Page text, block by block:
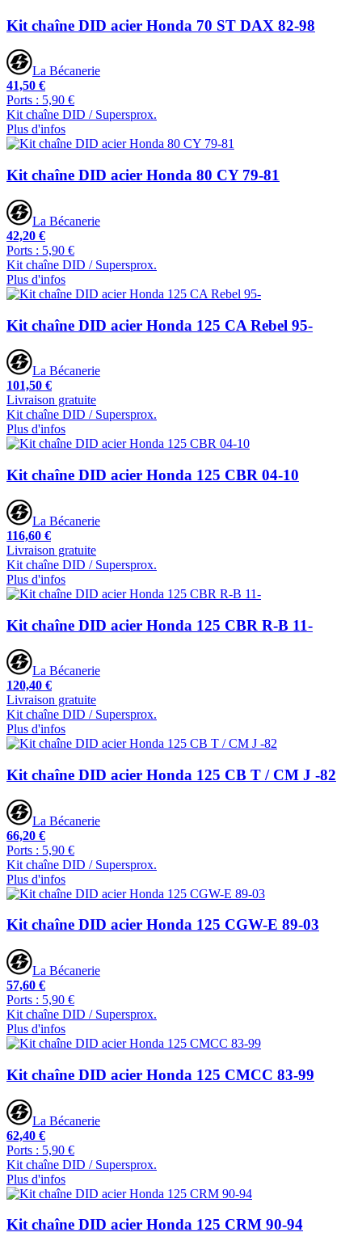
Kit chaîne DID acier Honda 70 ST DAX 82-98
La Bécanerie
41,50 €
Ports : 5,90 €
Kit chaîne DID / Supersprox.
Plus d'infos
Kit chaîne DID acier Honda 80 CY 79-81
La Bécanerie
42,20 €
Ports : 5,90 €
Kit chaîne DID / Supersprox.
Plus d'infos
Kit chaîne DID acier Honda 125 CA Rebel 95-
La Bécanerie
101,50 €
Livraison gratuite
Kit chaîne DID / Supersprox.
Plus d'infos
Kit chaîne DID acier Honda 125 CBR 04-10
La Bécanerie
116,60 €
Livraison gratuite
Kit chaîne DID / Supersprox.
Plus d'infos
Kit chaîne DID acier Honda 125 CBR R-B 11-
La Bécanerie
120,40 €
Livraison gratuite
Kit chaîne DID / Supersprox.
Plus d'infos
Kit chaîne DID acier Honda 125 CB T / CM J -82
La Bécanerie
66,20 €
Ports : 5,90 €
Kit chaîne DID / Supersprox.
Plus d'infos
Kit chaîne DID acier Honda 125 CGW-E 89-03
La Bécanerie
57,60 €
Ports : 5,90 €
Kit chaîne DID / Supersprox.
Plus d'infos
Kit chaîne DID acier Honda 125 CMCC 83-99
La Bécanerie
62,40 €
Ports : 5,90 €
Kit chaîne DID / Supersprox.
Plus d'infos
Kit chaîne DID acier Honda 125 CRM 90-94